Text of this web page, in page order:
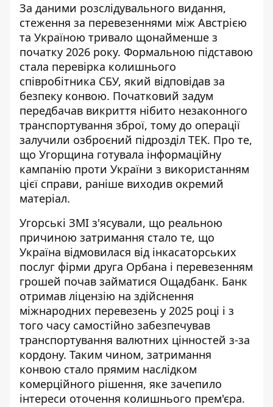
За даними розслідувального видання,
стеження за перевезеннями між Австрією
та Україною тривало щонайменше з
початку 2026 року. Формальною підставою
стала перевірка колишнього
співробітника СБУ, який відповідав за
безпеку конвою. Початковий задум
передбачав викриття нібито незаконного
транспортування зброї, тому до операції
залучили озброєний підрозділ TEK. Про те,
що Угорщина готувала інформаційну
кампанію проти України з використанням
цієї справи, раніше виходив окремий
матеріал.
Угорські ЗМІ з'ясували, що реальною
причиною затримання стало те, що
Україна відмовилася від інкасаторських
послуг фірми друга Орбана і перевезенням
грошей почав займатися Ощадбанк. Банк
отримав ліцензію на здійснення
міжнародних перевезень у 2025 році і з
того часу самостійно забезпечував
транспортування валютних цінностей з-за
кордону. Таким чином, затримання
конвою стало прямим наслідком
комерційного рішення, яке зачепило
інтереси оточення колишнього прем'єра.